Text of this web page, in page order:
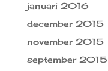
januari 2016
december 2015
november 2015
september 2015